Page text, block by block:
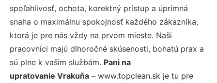
spoľahlivosť, ochota, korektný prístup a úprimná
snaha o maximálnu spokojnosť každého zákazníka,
ktorá je pre nás vždy na prvom mieste. Naši
pracovníci majú dlhoročné skúsenosti, bohatú prax a
sú plne k vašim službám. Pani na
upratovanie Vrakuňa – www.topclean.sk je tu pre